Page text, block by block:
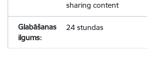
sharing content
24 stundas